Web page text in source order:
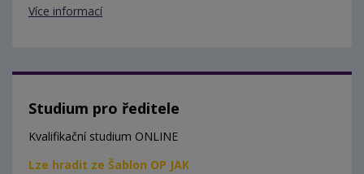
Více informací
Studium pro ředitele
Kvalifikační studium ONLINE
Lze hradit ze Šablon OP JAK